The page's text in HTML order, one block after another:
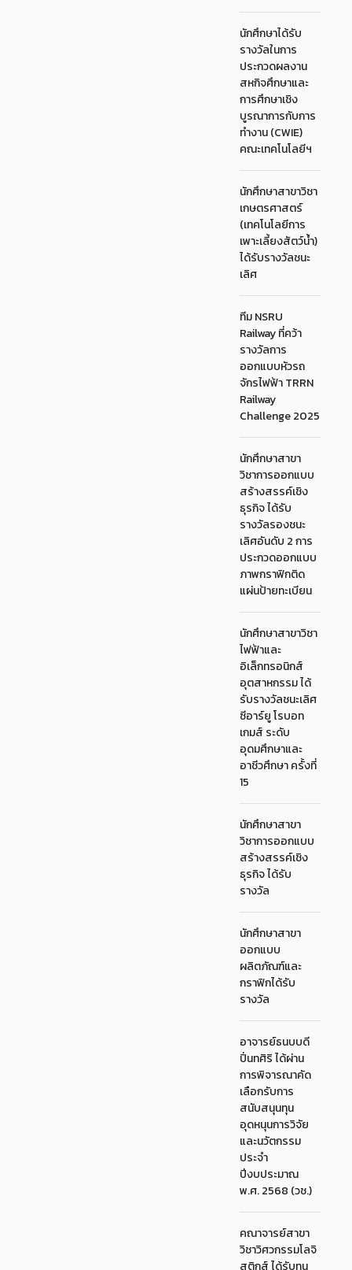
นักศึกษาได้รับ
รางวัลในการ
ประกวดผลงาน
สหกิจศึกษาและ
การศึกษาเชิง
บูรณาการกับการ
ทำงาน (CWIE)
คณะเทคโนโลยีฯ
นักศึกษาสาขาวิชา
เกษตรศาสตร์
(เทคโนโลยีการ
เพาะเลี้ยงสัตว์น้ำ)
ได้รับรางวัลชนะ
เลิศ
ทีม NSRU
Railway ที่คว้า
รางวัลการ
ออกแบบหัวรถ
จักรไฟฟ้า TRRN
Railway
Challenge 2025
นักศึกษาสาขา
วิชาการออกแบบ
สร้างสรรค์เชิง
ธุรกิจ ได้รับ
รางวัลรองชนะ
เลิศอันดับ 2 การ
ประกวดออกแบบ
ภาพกราฟิกติด
แผ่นป้ายทะเบียน
นักศึกษาสาขาวิชา
ไฟฟ้าและ
อิเล็กทรอนิกส์
อุตสาหกรรม ได้
รับรางวัลชนะเลิศ
ซีอาร์ยู โรบอท
เกมส์ ระดับ
อุดมศึกษาและ
อาชีวศึกษา ครั้งที่
15
นักศึกษาสาขา
วิชาการออกแบบ
สร้างสรรค์เชิง
ธุรกิจ ได้รับ
รางวัล
นักศึกษาสาขา
ออกแบบ
ผลิตภัณฑ์และ
กราฟิกได้รับ
รางวัล
อาจารย์ธนบบดี
ปิ่นทศิริ ได้ผ่าน
การพิจารณาคัด
เลือกรับการ
สนับสนุนทุน
อุดหนุนการวิจัย
และนวัตกรรม
ประจำ
ปีงบประมาณ
พ.ศ. 2568 (วช.)
คณาจารย์สาขา
วิชาวิศวกรรมโลจิ
สติกส์ ได้รับทุน